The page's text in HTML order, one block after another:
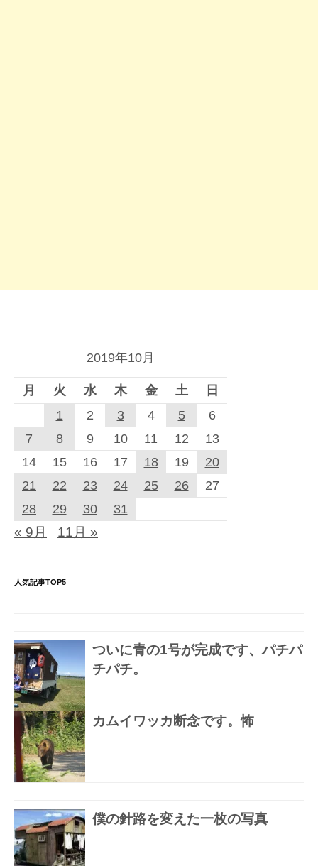
2019年10月
月 火 水 木 金 土
日
1
2 3 4 5
6
7
8 9 10 11 12
13
14
15 16 17 18 19
20
21
22 23 24 25 26
27
28
29 30 31
« 9月 11月 »
人気記事TOP5
ついに青の1号が完成です、パチパ
チパチ。
カムイワッカ断念です。怖
僕の針路を変えた一枚の写真